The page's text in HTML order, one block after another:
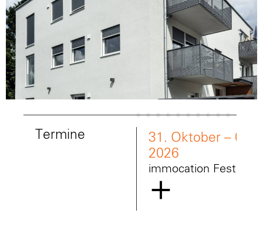
Termine
31. Oktober – 01.
2026
immocation Festival